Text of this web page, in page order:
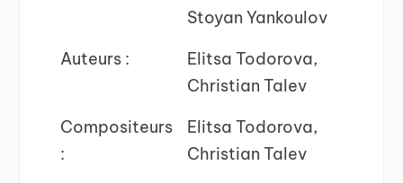
Stoyan Yankoulov
Auteurs :
Elitsa Todorova,
Christian Talev
Compositeurs
:
Elitsa Todorova,
Christian Talev